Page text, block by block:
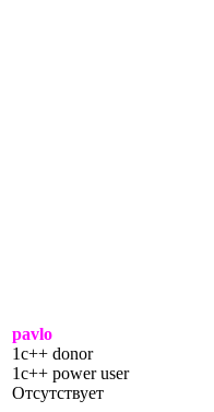
pavlo
1c++ donor
1c++ power user
Отсутствует